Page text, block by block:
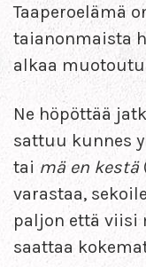
Taaperoelämä
taianonmaista
alkaa
Ne höpöttää
sattuu kunnes
tai mä en kestä
varastaa,
paljon että viisi
saattaa